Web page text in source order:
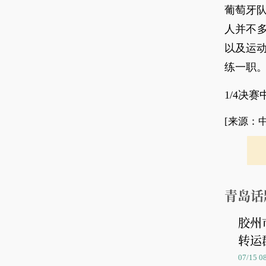
葡萄牙
人并不
以及运
练一职
1/4决赛
[来源：
青岛
胶州
转运
07/15